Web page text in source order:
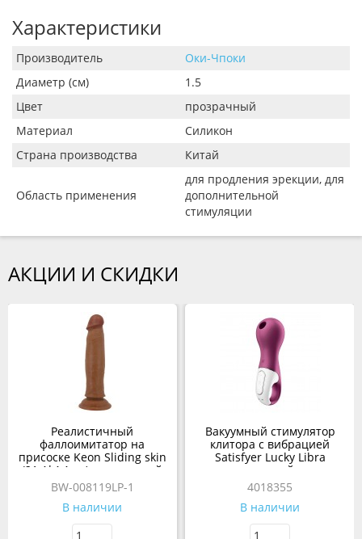
Характеристики
Производитель
Оки-Чпоки
Диаметр (см)
1.5
Цвет
прозрачный
Материал
Силикон
Страна производства
Китай
Область применения
для продления эрекции, для
дополнительной
стимуляции
АКЦИИ И СКИДКИ
Реалистичный
фаллоимитатор на
присоске Keon Sliding skin
(21,4*4,4 см) коричневый
BW-008119LP-1
В наличии
Вакуумный стимулятор
клитора с вибрацией
Satisfyer Lucky Libra
ягодный
4018355
В наличии